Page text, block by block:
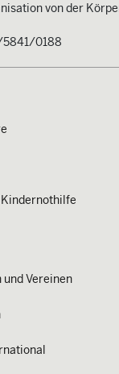
von der
0188
und Vereinen